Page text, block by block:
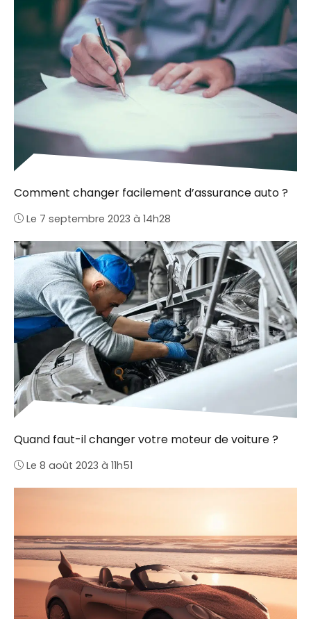
Comment changer facilement d’assurance auto ?
Le 7 septembre 2023 à 14h28
Quand faut-il changer votre moteur de voiture ?
Le 8 août 2023 à 11h51